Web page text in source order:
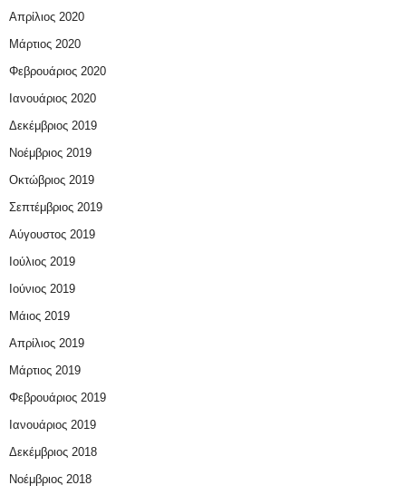
Απρίλιος 2020
Μάρτιος 2020
Φεβρουάριος 2020
Ιανουάριος 2020
Δεκέμβριος 2019
Νοέμβριος 2019
Οκτώβριος 2019
Σεπτέμβριος 2019
Αύγουστος 2019
Ιούλιος 2019
Ιούνιος 2019
Μάιος 2019
Απρίλιος 2019
Μάρτιος 2019
Φεβρουάριος 2019
Ιανουάριος 2019
Δεκέμβριος 2018
Νοέμβριος 2018